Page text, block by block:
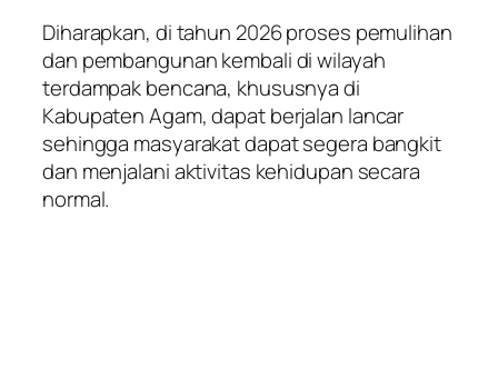
Diharapkan, di tahun 2026 proses pemulihan
dan pembangunan kembali di wilayah
terdampak bencana, khususnya di
Kabupaten Agam, dapat berjalan lancar
sehingga masyarakat dapat segera bangkit
dan menjalani aktivitas kehidupan secara
normal.